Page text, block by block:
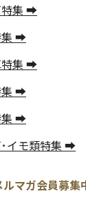
特集 ➡
集 ➡
特集 ➡
集 ➡
集 ➡
イモ類特集 ➡
ルマガ会員募集